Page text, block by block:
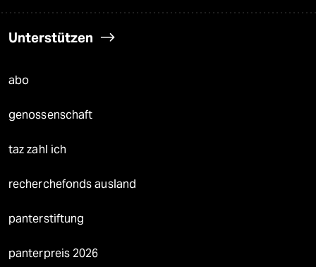
Unterstützen
abo
genossenschaft
taz zahl ich
recherchefonds ausland
panterstiftung
panterpreis 2026